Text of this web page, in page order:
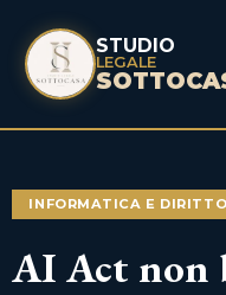
STUDIO
LEGALE
INFORMATICA E DIRITTO
AI Act non